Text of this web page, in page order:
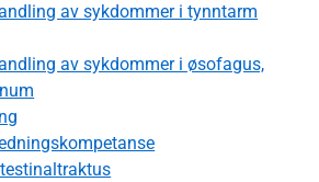
av sykdommer i tynntarm
av sykdommer i øsofagus,